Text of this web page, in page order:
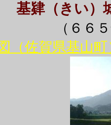
基肄（きい）
（６６
（佐賀県基山町